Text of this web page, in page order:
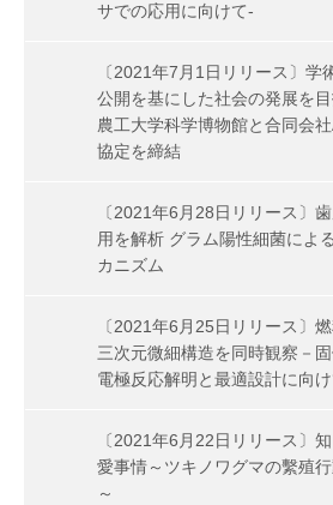
サでの応用に向けて-
〔2021年7月1日リリース〕学
公開を基にした社会の発展を
農工大学科学博物館と合同会
協定を締結
〔2021年6月28日リリース〕
用を解析 グラム陽性細菌によ
カニズム
〔2021年6月25日リリース〕
三次元微細構造を同時観察－
電極反応解明と最適設計に向け
〔2021年6月22日リリース〕
愛事情～ツキノワグマの繫殖
～